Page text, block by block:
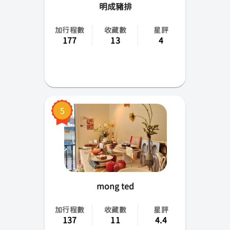
明成豬排
加行程數
177
收藏數
13
星評
4
5
mong ted
加行程數
137
收藏數
11
星評
4.4